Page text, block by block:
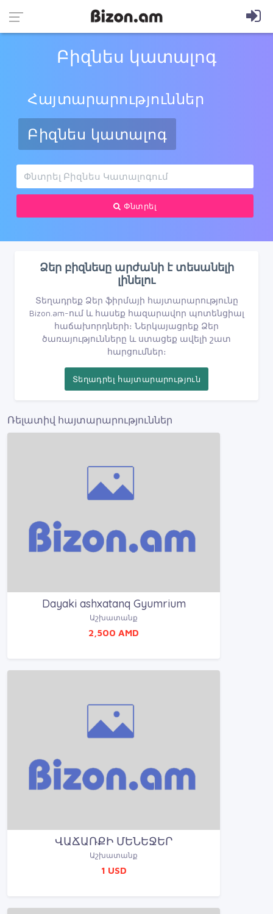
Բիզնես կատալոգ
Հայտարարություններ
Բիզնես կատալոգ
Փնտրել
Ձեր բիզնեսը արժանի է տեսանելի
լինելու
Տեղադրեք Ձեր ֆիրմայի հայտարարությունը
Bizon.am-ում և հասեք հազարավոր պոտենցիալ
հաճախորդների։ Ներկայացրեք Ձեր
ծառայությունները և ստացեք ավելի շատ
հարցումներ։
Տեղադրել հայտարարություն
Ռելատիվ հայտարարություններ
Dayaki ashxatanq Gyumrium
Աշխատանք
2,500 AMD
ՎԱՃԱՌՔԻ ՄԵՆԵՋԵՐ
Աշխատանք
1 USD